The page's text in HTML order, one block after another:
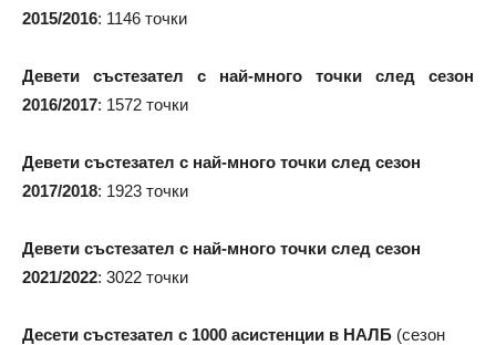
2015/2016: 1146 точки
Девети състезател с най-много точки след сезон
2016/2017: 1572 точки
Девети състезател с най-много точки след сезон
2017/2018: 1923 точки
Девети състезател с най-много точки след сезон
2021/2022: 3022 точки
Десети състезател с 1000 асистенции в НАЛБ (сезон